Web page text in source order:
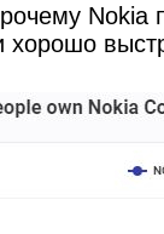
Nokia
хорошо